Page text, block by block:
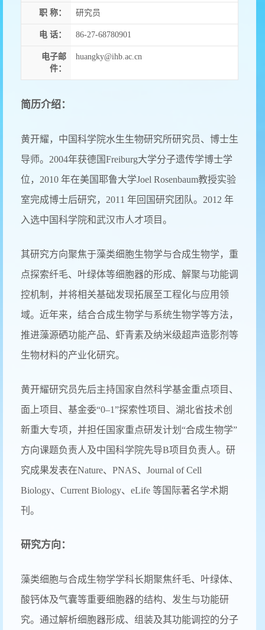
职 称： 研究员
电 话： 86-27-68780901
电子邮
件：
huangky@ihb.ac.cn
简历介绍：
黄开耀，中国科学院水生生物研究所研究员、博士生
导师。2004年获德国Freiburg大学分子遗传学博士学
位，2010 年在美国耶鲁大学Joel Rosenbaum教授实验
室完成博士后研究，2011 年回国研究团队。2012 年
入选中国科学院和武汉市人才项目。
其研究方向聚焦于藻类细胞生物学与合成生物学，重
点探索纤毛、叶绿体等细胞器的形成、解聚与功能调
控机制，并将相关基础发现拓展至工程化与应用领
域。近年来，结合合成生物学与系统生物学等方法，
推进藻源硒功能产品、虾青素及纳米级超声造影剂等
生物材料的产业化研究。
黄开耀研究员先后主持国家自然科学基金重点项目、
面上项目、基金委“0–1”探索性项目、湖北省技术创
新重大专项，并担任国家重点研发计划“合成生物学”
方向课题负责人及中国科学院先导B项目负责人。研
究成果发表在Nature、PNAS、Journal of Cell
Biology、Current Biology、eLife 等国际著名学术期
刊。
研究方向：
藻类细胞与合成生物学学科长期聚焦纤毛、叶绿体、
酸钙体及气囊等重要细胞器的结构、发生与功能研
究。通过解析细胞器形成、组装及其功能调控的分子